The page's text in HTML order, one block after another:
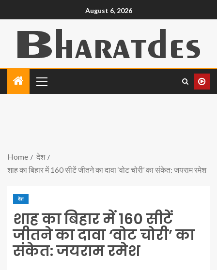
August 6, 2026
Home
देश
शाह का बिहार में 160 सीटें जीतने का दावा ‘वोट चोरी’ का संकेत: जयराम रमेश
देश
शाह का बिहार में 160 सीटें
जीतने का दावा ‘वोट चोरी’ का
संकेत: जयराम रमेश